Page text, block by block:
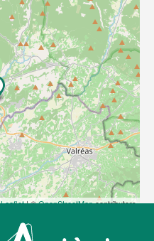
Leaflet| ©OpenStreetMapcontributors